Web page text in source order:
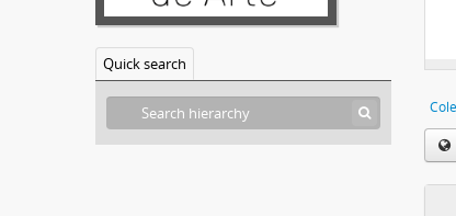
Quick search